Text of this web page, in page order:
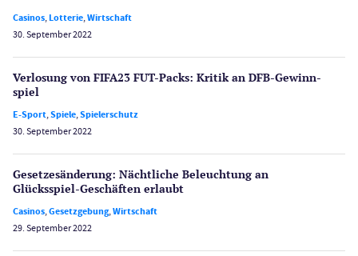
Casinos,Lotterie,Wirtschaft
30. September 2022
Verlosung von FIFA23 FUT-Packs: Kritik an DFB-Gewinn­
spiel
E-Sport,Spiele,Spielerschutz
30. September 2022
Gesetzes­änderung: Nächtliche Beleuch­tung an
Glücksspiel-Geschäften erlaubt
Casinos,Gesetzgebung,Wirtschaft
29. September 2022